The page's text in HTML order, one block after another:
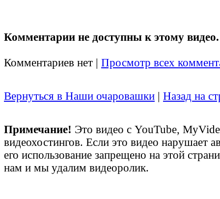
Комментарии не доступны к этому видео.
Комментариев нет | Просмотр всех
Вернуться в Наши очаровашки | Назад на
Примечание! Это видео с YouTube,
видеохостингов. Если это видео нарушает
его использование запрещено на этой
нам и мы удалим видеоролик.